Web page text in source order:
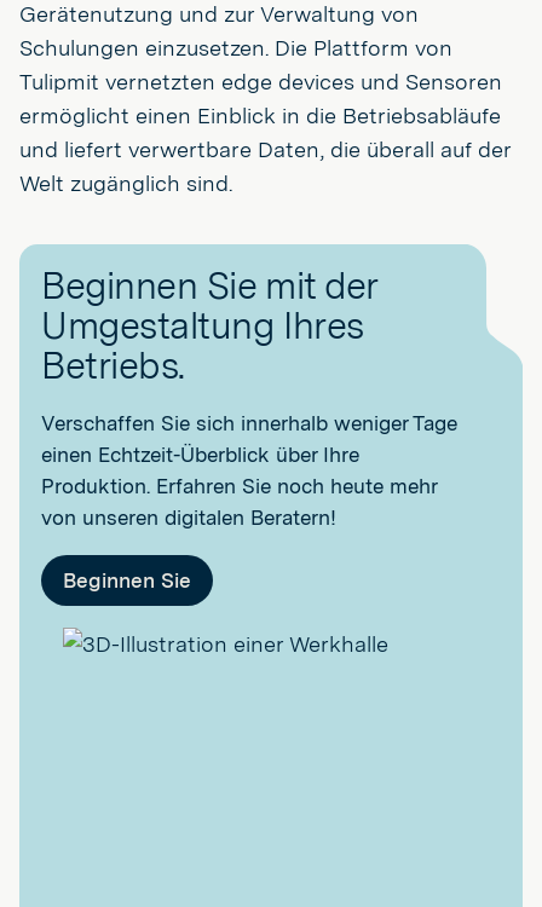
Gerätenutzung und zur Verwaltung von
Schulungen einzusetzen. Die Plattform von
Tulipmit vernetzten edge devices und Sensoren
ermöglicht einen Einblick in die Betriebsabläufe
und liefert verwertbare Daten, die überall auf der
Welt zugänglich sind.
Beginnen Sie mit der
Umgestaltung Ihres
Betriebs.
Verschaffen Sie sich innerhalb weniger Tage
einen Echtzeit-Überblick über Ihre
Produktion. Erfahren Sie noch heute mehr
von unseren digitalen Beratern!
Beginnen Sie